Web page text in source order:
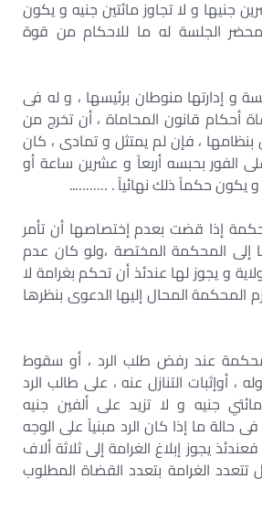
جنيها و لا تجاوز مائتين جنيه و يكون
الجلسة له ما للاحكام من قوة
و إدارتها منوطان برئيسها ، و له فى
أحكام قانون المحاماة ، أن تخرج من
، فإن لم يمتثل و تمادى ، كان
الفور بحبسه أربعاً و عشرين ساعة أو
و يكون حكماً ذلك نهائياً . ………..
إذا قضت بعدم إختصاصها أن تأمر
إلى المحكمة المختصة ،ولو كان عدم
و يجوز لها عندئذ أن تحكم بغرامة لا
المحكمة المحال إليها الدعوى بنظرها
عند رفض طلب الرد ، أو سقوط
، أوإثبات التنازل عنه ، على طالب الرد
جنيه و لا تزيد على ألفين جنيه
حالة ما إذا كان الرد مبنياً على الوجه
الرابع من المادة 148 فعندئذ يجوز إبلاغ الغرامة إلى ثلاثة ألاف
الغرامة بتعدد القضاة المطلوب